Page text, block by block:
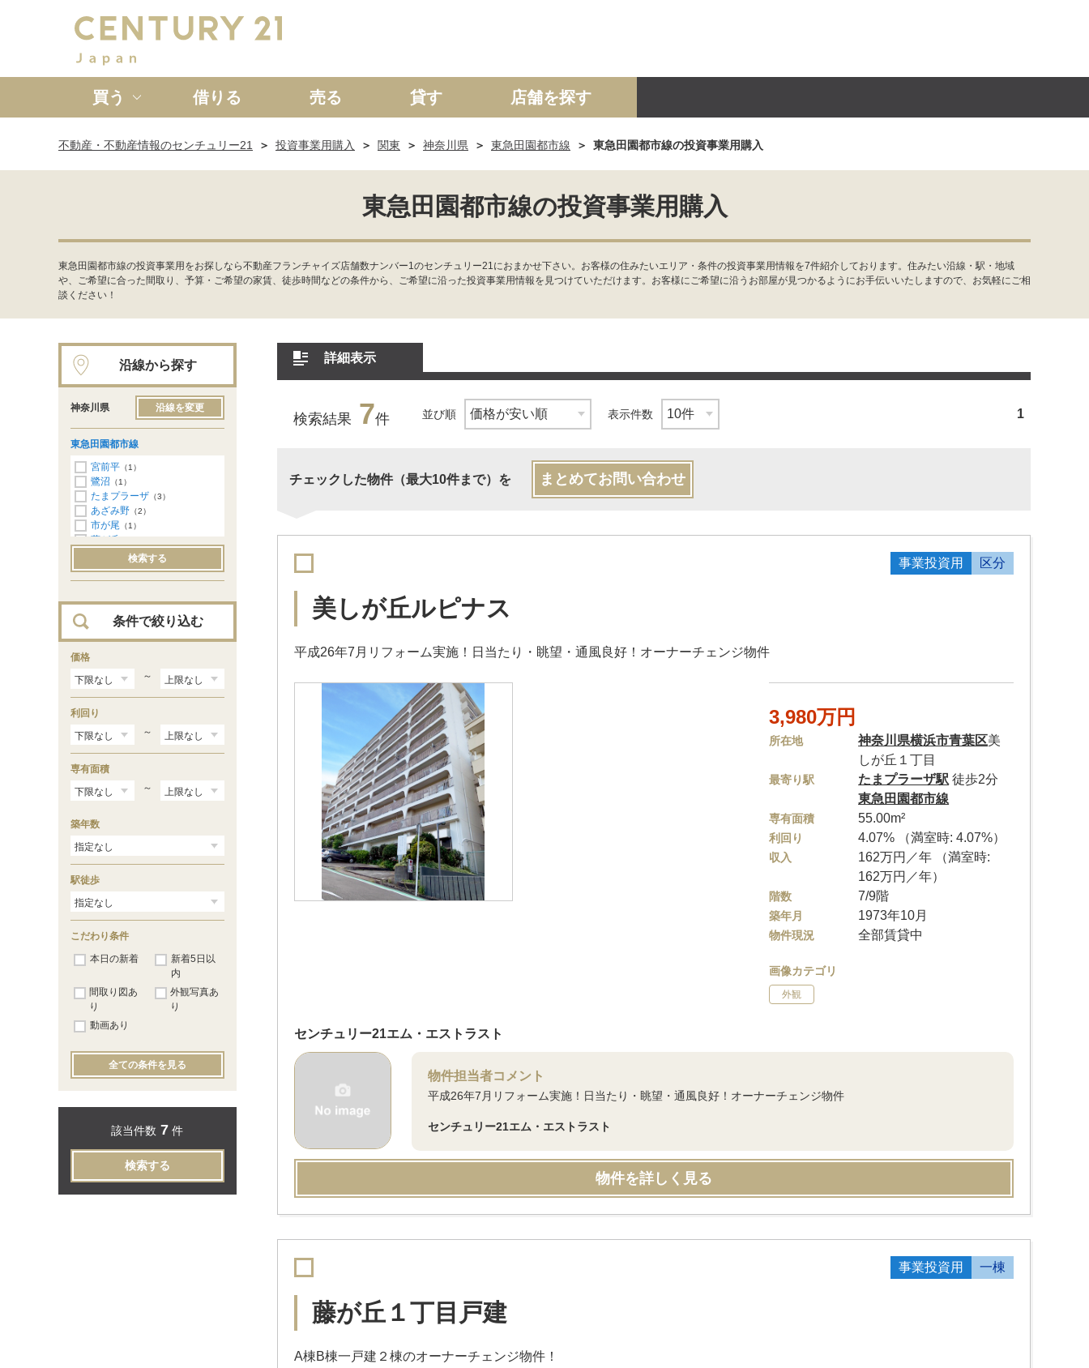
買う
新築一戸建て 中古一戸建て マンション 土地 事業投資用
借りる 売る 貸す 店舗を探す
不動産・不動産情報のセンチュリー21 投資事業用購入 関東 神奈川県 東急田園都市線 東急田園都市線の投資事業用購入
東急田園都市線の投資事業用購入
東急田園都市線の投資事業用をお探しなら不動産フランチャイズ店舗数ナンバー1のセンチュリー21におまかせ下さい。お客様の住みたいエリア・条件の投資事業用情報を7件紹介しております。住みたい沿線・駅・地域
や、ご希望に合った間取り、予算・ご希望の家賃、徒歩時間などの条件から、ご希望に沿った投資事業用情報を見つけていただけます。お客様にご希望に沿うお部屋が見つかるようにお手伝いいたしますので、お気軽にご相
談ください！
詳細表示
検索結果 7件 並び順 表示件数 1
チェックした物件（最大10件まで）を まとめてお問い合わせ
事業投資用 区分
美しが丘ルピナス
平成26年7月リフォーム実施！日当たり・眺望・通風良好！オーナーチェンジ物件
3,980万円
所在地 神奈川県横浜市青葉区美
しが丘１丁目
最寄り駅 たまプラーザ駅 徒歩2分
東急田園都市線
専有面積 55.00m²
利回り 4.07% （満室時: 4.07%）
収入
162万円／年 （満室時:
162万円／年）
階数 7/9階
築年月 1973年10月
物件現況 全部賃貸中
画像カテゴリ
外観
センチュリー21エム・エストラスト
物件担当者コメント
平成26年7月リフォーム実施！日当たり・眺望・通風良好！オーナーチェンジ物件
センチュリー21エム・エストラスト
物件を詳しく見る
事業投資用 一棟
藤が丘１丁目戸建
A棟B棟一戸建２棟のオーナーチェンジ物件！
沿線から探す
神奈川県 沿線を変更
東急田園都市線
宮前平 （1）
鷺沼 （1）
たまプラーザ （3）
あざみ野 （2）
市が尾 （1）
藤が丘
（1）
検索する
条件で絞り込む
価格
～
利回り
～
専有面積
～
築年数
駅徒歩
こだわり条件
本日の新着
新着5日以
内
間取り図あ
り
外観写真あ
り
動画あり
全ての条件を見る
該当件数 7 件
検索する